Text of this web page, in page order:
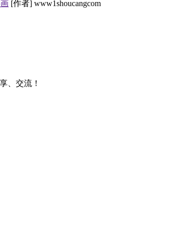
[作者] www1shoucangcom
、交流！